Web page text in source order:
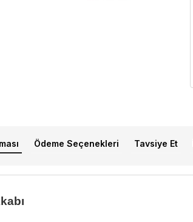
Ödeme Seçenekleri Tavsiye Et